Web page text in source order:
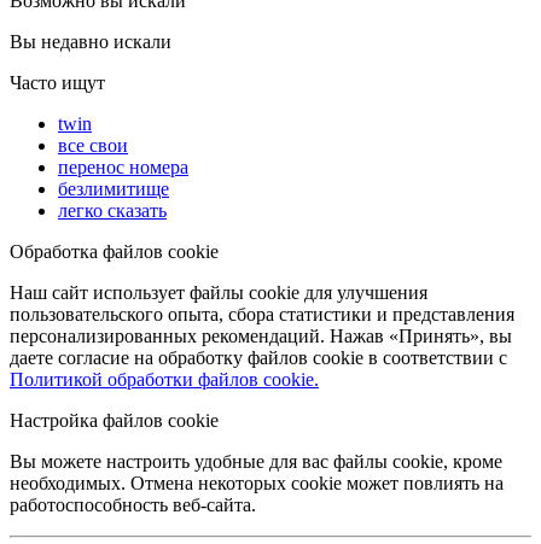
Вы недавно искали
Часто ищут
twin
все свои
перенос номера
безлимитище
легко сказать
Обработка файлов cookie
Наш сайт использует файлы cookie для улучшения
пользовательского опыта, сбора статистики и представления
персонализированных рекомендаций. Нажав «Принять», вы
даете согласие на обработку файлов cookie в соответствии с
Политикой обработки файлов cookie.
Настройка файлов cookie
Вы можете настроить удобные для вас файлы cookie, кроме
необходимых. Отмена некоторых cookie может повлиять на
работоспособность веб-сайта.